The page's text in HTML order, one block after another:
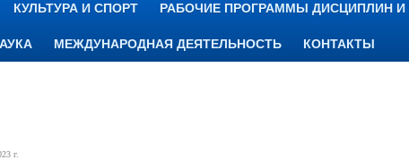
КУЛЬТУРА И СПОРТ РАБОЧИЕ ПРОГРАММЫ ДИСЦИПЛИН
МЕЖДУНАРОДНАЯ ДЕЯТЕЛЬНОСТЬ КОНТАКТЫ
г.